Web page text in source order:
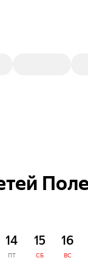
14
ПТ
15
СБ
16
ВС